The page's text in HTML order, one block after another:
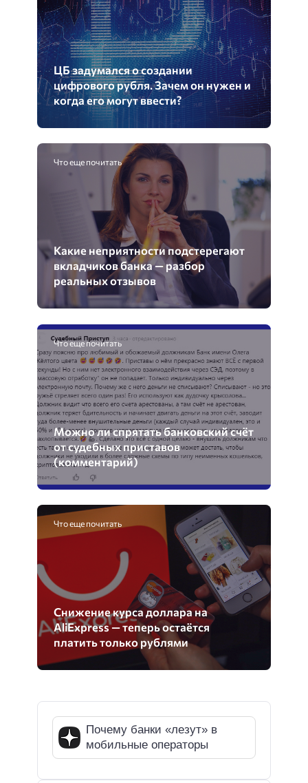
ЦБ задумался о создании
цифрового рубля. Зачем он нужен и
когда его могут ввести?
Что еще почитать
Какие неприятности подстерегают
вкладчиков банка — разбор
реальных отзывов
Что еще почитать
Можно ли спрятать банковский счёт
от судебных приставов
(комментарий)
Что еще почитать
Снижение курса доллара на
AliExpress — теперь остаётся
платить только рублями
Почему банки «лезут» в
мобильные операторы